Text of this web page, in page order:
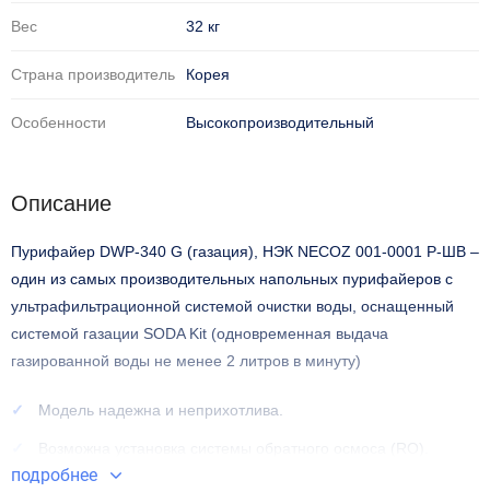
Вес 32 кг
Страна производитель Корея
Особенности Высокопроизводительный
Описание
Пурифайер DWP-340 G (газация), НЭК NECOZ 001-0001 Р-ШВ –
один из самых производительных напольных пурифайеров с
ультрафильтрационной системой очистки воды, оснащенный
системой газации SODA Kit (одновременная выдача
газированной воды не менее 2 литров в минуту)
Модель надежна и неприхотлива.
В его основе — современный четырехступенчатый фильтр
подробнее